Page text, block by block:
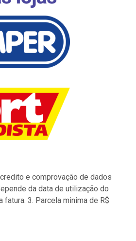
e comprovação de dados
da data de utilização do
fatura. 3. Parcela minima de R$